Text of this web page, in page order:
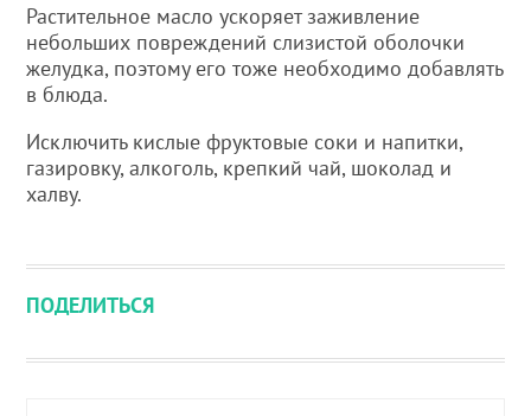
Растительное масло ускоряет заживление
небольших повреждений слизистой оболочки
желудка, поэтому его тоже необходимо добавлять
в блюда.
Исключить кислые фруктовые соки и напитки,
газировку, алкоголь, крепкий чай, шоколад и
халву.
ПОДЕЛИТЬСЯ